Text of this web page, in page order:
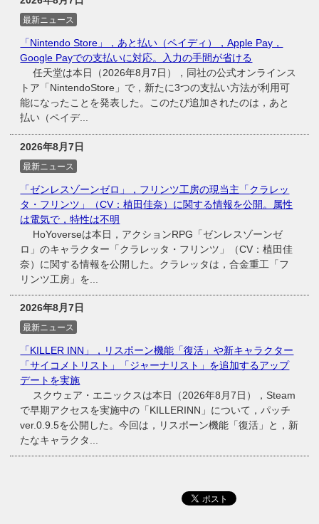
最新ニュース
「Nintendo Store」，あと払い（ペイディ），Apple Pay，
Google Payでの支払いに対応。入力の手間が省ける
任天堂は本日（2026年8月7日），同社の公式オンラインス
トア「NintendoStore」で，新たに3つの支払い方法が利用可
能になったことを発表した。このたび追加されたのは，あと
払い（ペイデ...
2026年8月7日
最新ニュース
「ゼンレスゾーンゼロ」，フリンツ工房の現当主「クラレッ
タ・フリンツ」（CV：植田佳奈）に関する情報を公開。属性
は電気で，特性は不明
HoYoverseは本日，アクションRPG「ゼンレスゾーンゼ
ロ」のキャラクター「クラレッタ・フリンツ」（CV：植田佳
奈）に関する情報を公開した。クラレッタは，合金重工「フ
リンツ工房」を...
2026年8月7日
最新ニュース
「KILLER INN」，リスポーン機能「復活」や新キャラクター
「サイコメトリスト」「ジャーナリスト」を追加するアップ
デートを実施
スクウェア・エニックスは本日（2026年8月7日），Steam
で早期アクセスを実施中の「KILLERINN」について，パッチ
ver.0.9.5を公開した。今回は，リスポーン機能「復活」と，新
たなキャラクタ...